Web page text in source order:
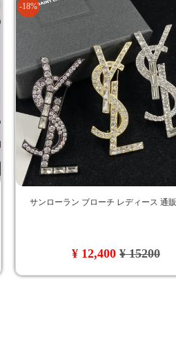
-18%
サンローラン ブローチ レディース 通販
¥ 12,400¥ 15200